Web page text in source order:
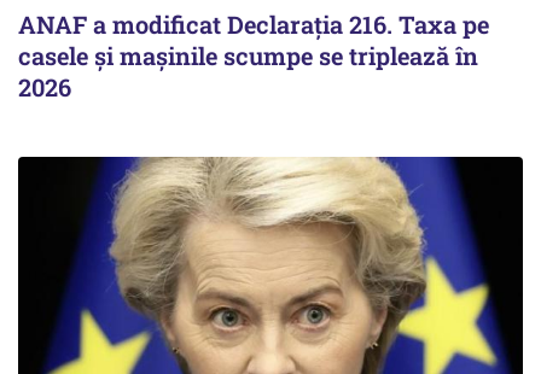
ANAF a modificat Declarația 216. Taxa pe
casele și mașinile scumpe se triplează în
2026